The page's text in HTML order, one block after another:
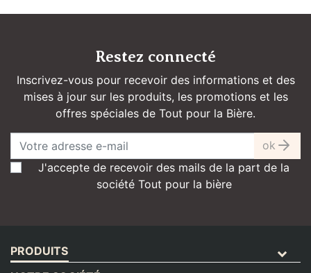
Restez connecté
Inscrivez-vous pour recevoir des informations et des
mises à jour sur les produits, les promotions et les
offres spéciales de Tout pour la Bière.
ok
J'accepte de recevoir des mails de la part de la
société Tout pour la bière
PRODUITS